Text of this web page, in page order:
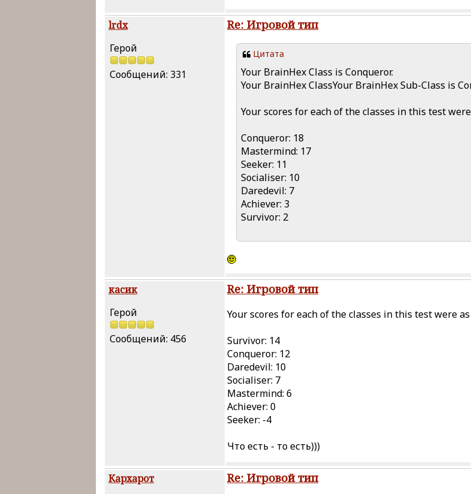
lrdx
Герой
Сообщений: 331
Re: Игровой тип
Цитата
Your BrainHex Class is Conqueror.
Your BrainHex ClassYour BrainHex Sub-Class is
Your scores for each of the classes in this test
Conqueror: 18
Mastermind: 17
Seeker: 11
Socialiser: 10
Daredevil: 7
Achiever: 3
Survivor: 2
касик
Герой
Сообщений: 456
Re: Игровой тип
Your scores for each of the classes in this test were
Survivor: 14
Conqueror: 12
Daredevil: 10
Socialiser: 7
Mastermind: 6
Achiever: 0
Seeker: -4
Что есть - то есть)))
Кархарот
Re: Игровой тип